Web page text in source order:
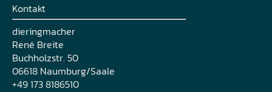
Kontakt
dieringmacher
René Breite
Buchholzstr. 50
06618 Naumburg/Saale
+49 173 8186510